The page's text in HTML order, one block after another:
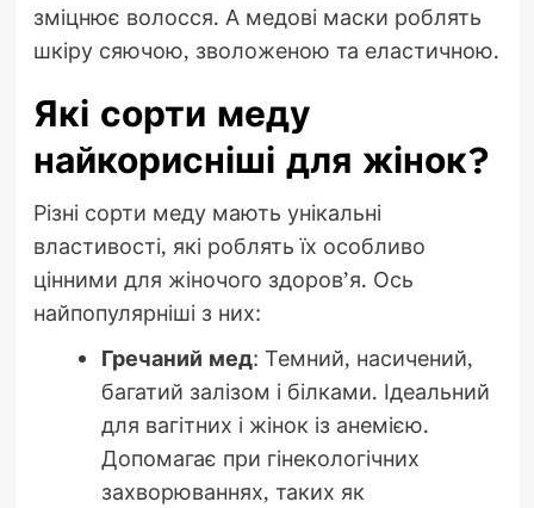
зміцнює волосся. А медові маски роблять
шкіру сяючою, зволоженою та еластичною.
Які сорти меду
найкорисніші для жінок?
Різні сорти меду мають унікальні
властивості, які роблять їх особливо
цінними для жіночого здоров’я. Ось
найпопулярніші з них:
Гречаний мед: Темний, насичений,
багатий залізом і білками. Ідеальний
для вагітних і жінок із анемією.
Допомагає при гінекологічних
захворюваннях, таких як